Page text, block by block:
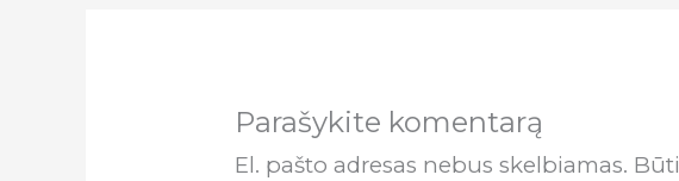
Parašykite komentarą
El. pašto adresas nebus skelbiamas.